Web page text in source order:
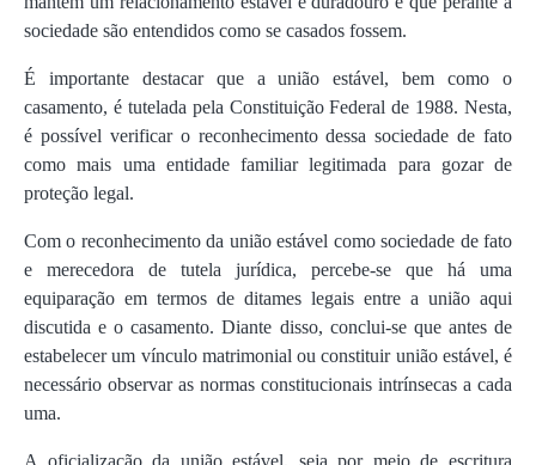
sociedade são entendidos como se casados fossem.
É importante destacar que a união estável, bem como o
casamento, é tutelada pela Constituição Federal de 1988. Nesta,
é possível verificar o reconhecimento dessa sociedade de fato
como mais uma entidade familiar legitimada para gozar de
proteção legal.
Com o reconhecimento da união estável como sociedade de fato
e merecedora de tutela jurídica, percebe-se que há uma
equiparação em termos de ditames legais entre a união aqui
discutida e o casamento. Diante disso, conclui-se que antes de
estabelecer um vínculo matrimonial ou constituir união estável, é
necessário observar as normas constitucionais intrínsecas a cada
uma.
A oficialização da união estável, seja por meio de escritura